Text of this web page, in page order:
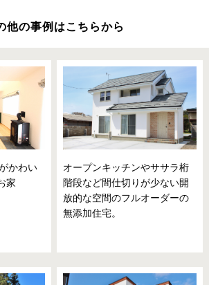
他の事例はこちらから
かわい
家
オープンキッチンやササラ桁
階段など間仕切りが少ない開
放的な空間のフルオーダーの
無添加住宅。